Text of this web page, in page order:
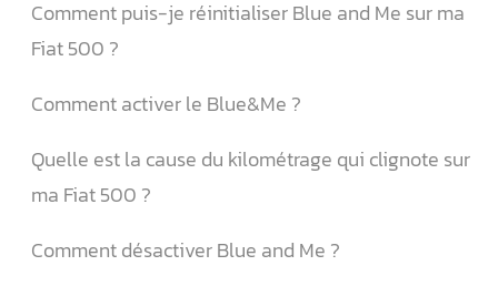
Comment puis-je réinitialiser Blue and Me sur ma
Fiat 500 ?
Comment activer le Blue&Me ?
Quelle est la cause du kilométrage qui clignote sur
ma Fiat 500 ?
Comment désactiver Blue and Me ?